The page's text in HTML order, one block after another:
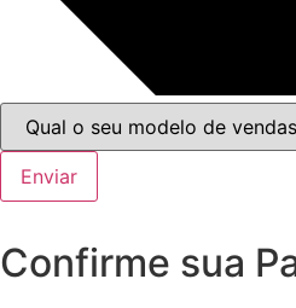
Enviar
Confirme sua